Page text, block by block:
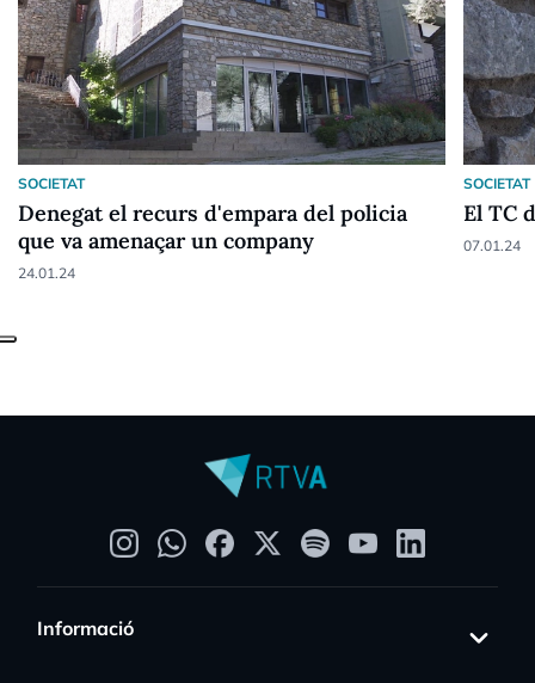
SOCIETAT
Denegat el recurs d'empara del policia
que va amenaçar un company
24.01.24
SOCIETAT
El TC
07.01.24
Informació